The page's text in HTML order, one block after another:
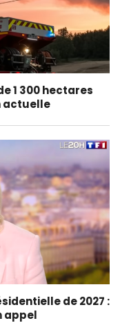
1 300 hectares
actuelle
de 2027 :
appel